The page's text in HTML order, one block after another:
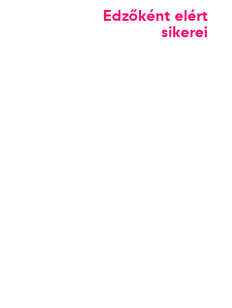
Edzőként elért
sikerei